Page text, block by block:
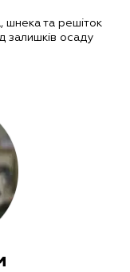
шнека та решіток
залишків осаду